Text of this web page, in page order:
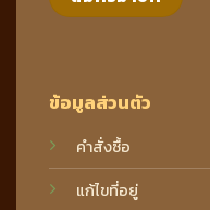
ข้อมูลส่วนตัว
คำสั่งซื้อ
แก้ไขที่อยู่